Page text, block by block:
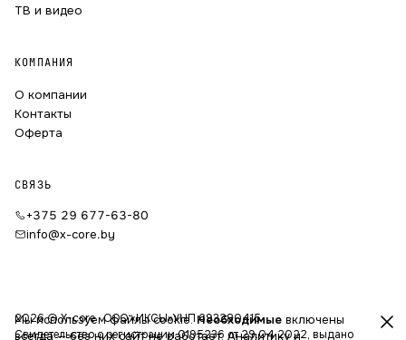
ТВ и видео
КОМПАНИЯ
О компании
Контакты
Оферта
СВЯЗЬ
+375 29 677-63-80
info@x-core.by
2026 © X-core · ООО «ИКСЫ»УНП 693280415
Свидетельство о регистрации 0195236 от 29.04.2022, выдано
Мы используем файлы cookie.Необходимые включены
всегда — без них сайт не работает. Аналитику и